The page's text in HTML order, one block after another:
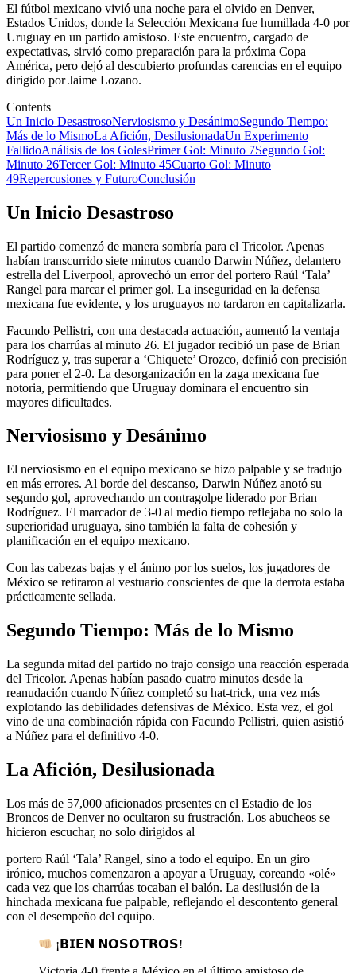
El fútbol mexicano vivió una noche para el olvido en Denver,
Estados Unidos, donde la Selección Mexicana fue humillada 4-0 por
Uruguay en un partido amistoso. Este encuentro, cargado de
expectativas, sirvió como preparación para la próxima Copa
América, pero dejó al descubierto profundas carencias en el equipo
dirigido por Jaime Lozano.
Contents
Un Inicio DesastrosoNerviosismo y DesánimoSegundo Tiempo:
Más de lo MismoLa Afición, DesilusionadaUn Experimento
FallidoAnálisis de los GolesPrimer Gol: Minuto 7Segundo Gol:
Minuto 26Tercer Gol: Minuto 45Cuarto Gol: Minuto
49Repercusiones y FuturoConclusión
Un Inicio Desastroso
El partido comenzó de manera sombría para el Tricolor. Apenas
habían transcurrido siete minutos cuando Darwin Núñez, delantero
estrella del Liverpool, aprovechó un error del portero Raúl ‘Tala’
Rangel para marcar el primer gol. La inseguridad en la defensa
mexicana fue evidente, y los uruguayos no tardaron en capitalizarla.
Facundo Pellistri, con una destacada actuación, aumentó la ventaja
para los charrúas al minuto 26. El jugador recibió un pase de Brian
Rodríguez y, tras superar a ‘Chiquete’ Orozco, definió con precisión
para poner el 2-0. La desorganización en la zaga mexicana fue
notoria, permitiendo que Uruguay dominara el encuentro sin
mayores dificultades.
Nerviosismo y Desánimo
El nerviosismo en el equipo mexicano se hizo palpable y se tradujo
en más errores. Al borde del descanso, Darwin Núñez anotó su
segundo gol, aprovechando un contragolpe liderado por Brian
Rodríguez. El marcador de 3-0 al medio tiempo reflejaba no solo la
superioridad uruguaya, sino también la falta de cohesión y
planificación en el equipo mexicano.
Con las cabezas bajas y el ánimo por los suelos, los jugadores de
México se retiraron al vestuario conscientes de que la derrota estaba
prácticamente sellada.
Segundo Tiempo: Más de lo Mismo
La segunda mitad del partido no trajo consigo una reacción esperada
del Tricolor. Apenas habían pasado cuatro minutos desde la
reanudación cuando Núñez completó su hat-trick, una vez más
explotando las debilidades defensivas de México. Esta vez, el gol
vino de una combinación rápida con Facundo Pellistri, quien asistió
a Núñez para el definitivo 4-0.
La Afición, Desilusionada
Los más de 57,000 aficionados presentes en el Estadio de los
Broncos de Denver no ocultaron su frustración. Los abucheos se
hicieron escuchar, no solo dirigidos al
portero Raúl ‘Tala’ Rangel, sino a todo el equipo. En un giro
irónico, muchos comenzaron a apoyar a Uruguay, coreando «olé»
cada vez que los charrúas tocaban el balón. La desilusión de la
hinchada mexicana fue palpable, reflejando el descontento general
con el desempeño del equipo.
¡𝗕𝗜𝗘𝗡 𝗡𝗢𝗦𝗢𝗧𝗥𝗢𝗦!